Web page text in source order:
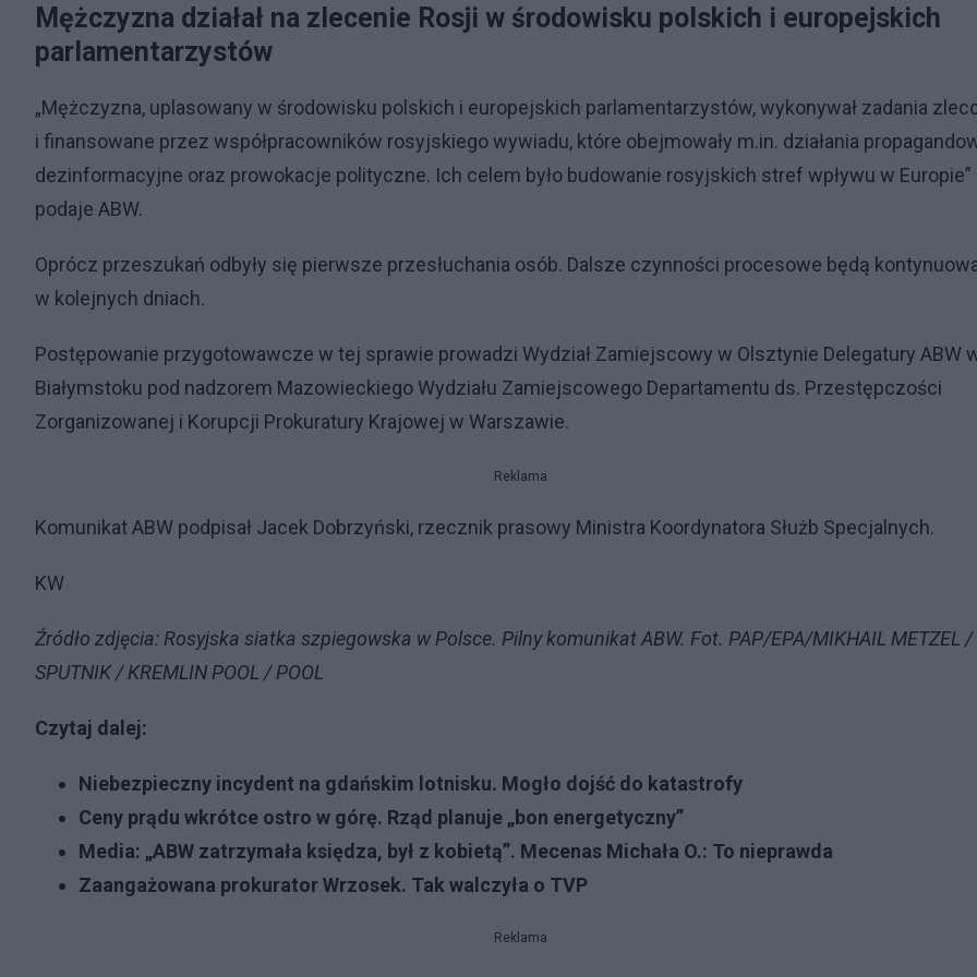
Mężczyzna działał na zlecenie Rosji w środowisku polskich i europejskich
parlamentarzystów
„Mężczyzna, uplasowany w środowisku polskich i europejskich parlamentarzystów, wykonywał zadania
i finansowane przez współpracowników rosyjskiego wywiadu, które obejmowały m.in. działania
dezinformacyjne oraz prowokacje polityczne. Ich celem było budowanie rosyjskich stref wpływu w Europie”
podaje ABW.
Oprócz przeszukań odbyły się pierwsze przesłuchania osób. Dalsze czynności procesowe będą
w kolejnych dniach.
Postępowanie przygotowawcze w tej sprawie prowadzi Wydział Zamiejscowy w Olsztynie Delegatury ABW
Białymstoku pod nadzorem Mazowieckiego Wydziału Zamiejscowego Departamentu ds. Przestępczości
Zorganizowanej i Korupcji Prokuratury Krajowej w Warszawie.
Reklama
Komunikat ABW podpisał Jacek Dobrzyński, rzecznik prasowy Ministra Koordynatora Służb Specjalnych.
KW
Źródło zdjęcia: Rosyjska siatka szpiegowska w Polsce. Pilny komunikat ABW. Fot. PAP/EPA/MIKHAIL METZEL /
SPUTNIK / KREMLIN POOL / POOL
Czytaj dalej:
Niebezpieczny incydent na gdańskim lotnisku. Mogło dojść do katastrofy
Ceny prądu wkrótce ostro w górę. Rząd planuje „bon energetyczny”
Media: „ABW zatrzymała księdza, był z kobietą”. Mecenas Michała O.: To nieprawda
Zaangażowana prokurator Wrzosek. Tak walczyła o TVP
Reklama